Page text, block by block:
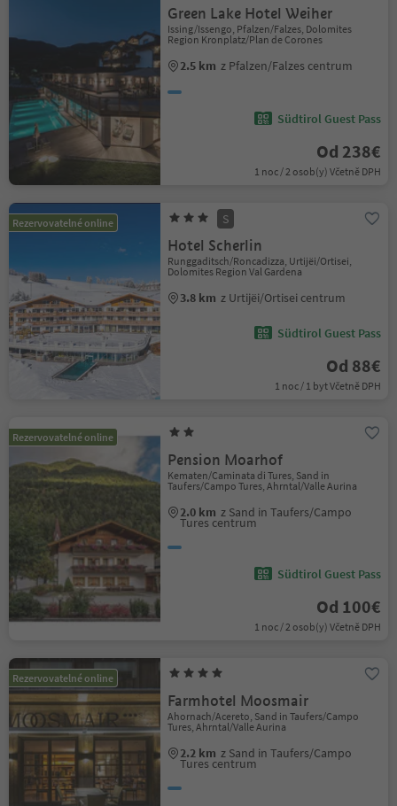
Green Lake Hotel Weiher
Issing/Issengo, Pfalzen/Falzes, Dolomites
Region Kronplatz/Plan de Corones
2.5 km z Pfalzen/Falzes centrum
Südtirol Guest Pass
Od 238€
1 noc / 2 osob(y) Včetně DPH
Rezervovatelné online S
Hotel Scherlin
Runggaditsch/Roncadizza, Urtijëi/Ortisei,
Dolomites Region Val Gardena
3.8 km z Urtijëi/Ortisei centrum
Südtirol Guest Pass
Od 88€
1 noc / 1 byt Včetně DPH
Rezervovatelné online
Pension Moarhof
Kematen/Caminata di Tures, Sand in
Taufers/Campo Tures, Ahrntal/Valle Aurina
2.0 km z Sand in Taufers/Campo
Tures centrum
Südtirol Guest Pass
Od 100€
1 noc / 2 osob(y) Včetně DPH
Rezervovatelné online
Farmhotel Moosmair
Ahornach/Acereto, Sand in Taufers/Campo
Tures, Ahrntal/Valle Aurina
2.2 km z Sand in Taufers/Campo
Tures centrum